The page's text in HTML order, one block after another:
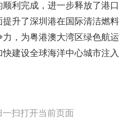
利完成，进一步释放了港口
升了深圳港在国际清洁燃料
，为粤港澳大湾区绿色航运
建设全球海洋中心城市注入
一扫打开当前页面